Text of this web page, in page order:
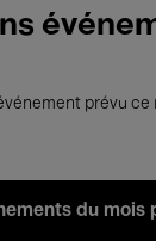
prévu ce
du mois